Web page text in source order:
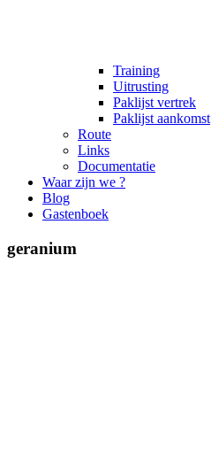
Training
Uitrusting
Paklijst vertrek
Paklijst aankomst
Route
Links
Documentatie
Waar zijn we ?
Blog
Gastenboek
geranium